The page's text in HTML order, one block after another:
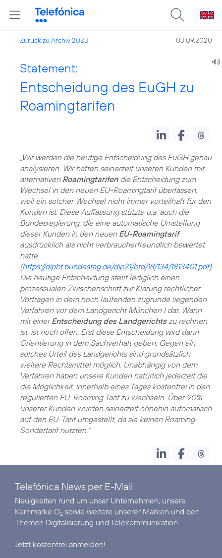
Zurück zu Archiv 2023 03.09.2020
Statement:
Entscheidung des EuGH zu
Roamingtarifen
„Wir werden die heutige Entscheidung des EuGH genau
analysieren. Wir hatten seinerzeit unseren Kunden mit
alternativen Roamingtarifendie Entscheidung zum
Wechsel in den neuen EU-Roamingtarif überlassen,
weil ein solcher Wechsel nicht immer vorteilhaft für den
Kunden ist. Diese Auffassung stützte u.a. auch die
Bundesregierung, die eine automatische Umstellung
dieser Kunden in den neuen EU-Roamingtarif
ausdrücklich als nicht verbraucherfreundlich bewertet
hatte
(https://dipbt.bundestag.de/dip21/btd/18/134/1813401.pdf).
Die heutige Entscheidung stellt lediglich einen
prozessualen Zwischenschritt zur Klärung rechtlicher
Vorfragen in dem noch laufenden zugrunde liegenden
Verfahren vor dem Landgericht München I dar. Wann
mit einerEntscheidung des Landgerichtszu rechnen
ist, ist noch offen. Erst diese Entscheidung wird dann
Orientierung in dem Sachverhalt geben. Gegen ein
solches Urteil des Landgerichts sind grundsätzlich
weitere Rechtsmittel möglich. Unabhängig von dem
Verfahren haben unsere Kunden natürlich jederzeit die
die Möglichkeit, innerhalb eines Tages kostenfrei in den
regulierten EU-Roaming Tarif zu wechseln. Über 90%
unserer Kunden wurden seinerzeit ohnehin automatisch
auf den EU-Tarif umgestellt, da sie keinen Roaming-
Sondertarif nutzten.“
Telefónica News per E-Mail
Neuigkeiten rund um unser Unternehmen, unsere
Kernmarke O2 sowie weitere unserer Marken und den
Themen Digitalisierung und Telekommunikation.
Jetzt kostenfrei anmelden!